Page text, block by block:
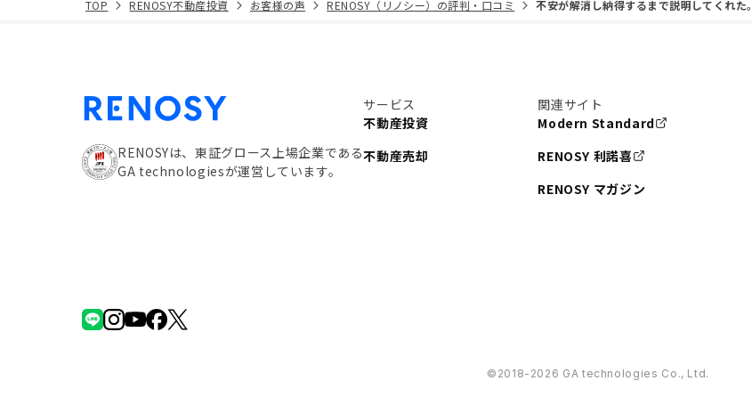
TOP RENOSY不動産投資 お客様の声 RENOSY（リノシー）の評判・口コミ 不安が解消し納得するまで説明してくれた。
RENOSYは、東証グロース上場企業である
GA technologiesが運営しています。
サービス
不動産投資
不動産売却
関連サイト
Modern Standard
RENOSY 利諾喜
RENOSY マガジン
©︎2018-2026 GA technologies Co., Ltd.